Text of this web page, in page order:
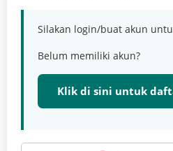
Silakan login/buat akun
Belum memiliki akun?
Klik di sini untuk